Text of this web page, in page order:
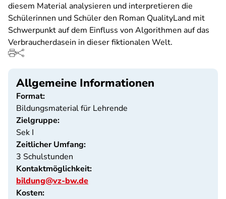
diesem Material analysieren und interpretieren die
Schülerinnen und Schüler den Roman QualityLand mit
Schwerpunkt auf dem Einfluss von Algorithmen auf das
Verbraucherdasein in dieser fiktionalen Welt.
Allgemeine Informationen
Format:
Bildungsmaterial für Lehrende
Zielgruppe:
Sek I
Zeitlicher Umfang:
3 Schulstunden
Kontaktmöglichkeit:
bildung@vz-bw.de
Kosten: